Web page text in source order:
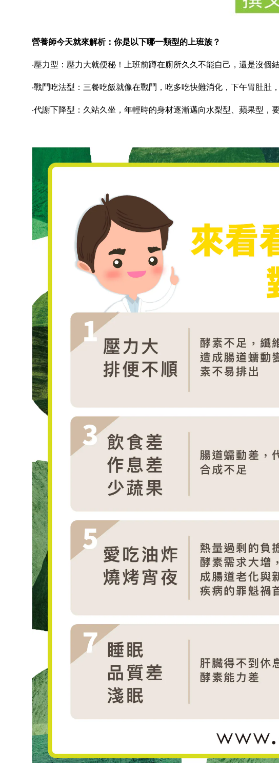
營養師今天就來解析：你是以下哪一類型的上班族？
‧壓力型：壓力大就便秘！上班前蹲在廁所久久不能自己，還是沒個
‧戰鬥吃法型：三餐吃飯就像在戰鬥，吃多吃快難消化，下午胃肚肚
‧代謝下降型：久站久坐，年輕時的身材逐漸邁向水梨型、蘋果型，